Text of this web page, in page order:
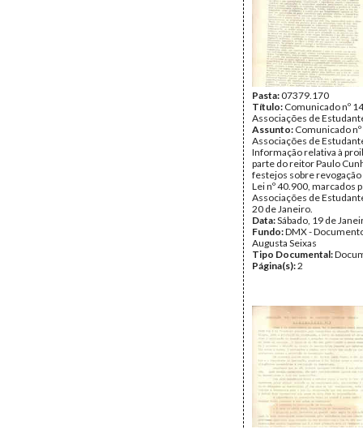
Pasta:07379.170
Título: Comunicado nº
Associações de
Assunto: Comunicado
Associações de
Informação relativa à
parte do reitor Paulo
festejos sobre
Lei nº 40.900, marcados
Associações de
20 de Janeiro.
Data:Sábado, 19 de
Fundo:DMX -
Augusta Seixas
Tipo Documental:
Página(s):2